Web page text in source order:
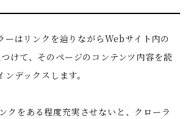
はリンクを辿りながらWebサイト内の
けて、そのページのコンテンツ内容を読
デックスします。
クをある程度充実させないと、クローラ